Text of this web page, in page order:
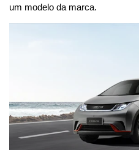
um modelo da marca.